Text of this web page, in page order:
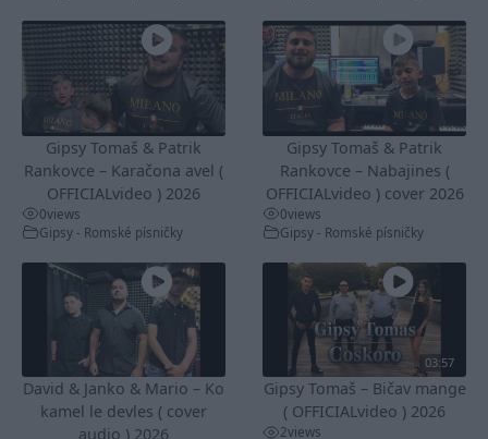
Gipsy Tomaš & Patrik
Rankovce – Karačona avel (
OFFICIALvideo ) 2026
0views
Gipsy - Romské písničky
Gipsy Tomaš & Patrik
Rankovce – Nabajines (
OFFICIALvideo ) cover 2026
0views
Gipsy - Romské písničky
David & Janko & Mario – Ko
kamel le devles ( cover
audio ) 2026
03:57
Gipsy Tomaš – Bičav mange
( OFFICIALvideo ) 2026
2views